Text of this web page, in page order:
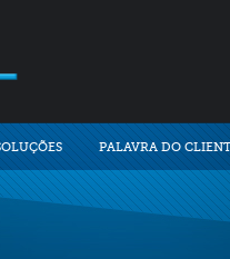
PALAVRA DO